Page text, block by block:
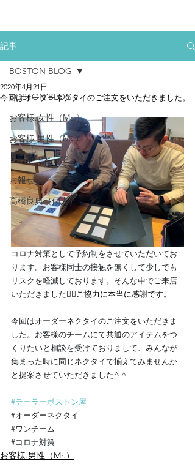
記事
BOSTON BLOG
お客様.女性（Ms.）
お客様.男性（Mr.）
テーラーとして
お報せ
高橋良典（個人）
BOSTON BLOG
今回はオーダーネクタイのご注文をいただきました。
2020年4月21日
コロナ対策として予約制をさせていただいてお
ります。お客様同士の接触を無くして少しでも
リスクを軽減しております。そんな中でご来店
いただきました 🙇‍♂️ご協力に本当に感謝です。
今回はオーダーネクタイのご注文をいただきま
した。お客様のチームにて共通のアイテムをつ
くりたいと相談を受けておりまして、みんなが
集まった時に同じネクタイで揃えてみませんか
と提案させていただきました^ ^
#テーラーボストン屋
#オーダーネクタイ
#ワンチーム
#コロナ対策
お客様.男性（Mr.）